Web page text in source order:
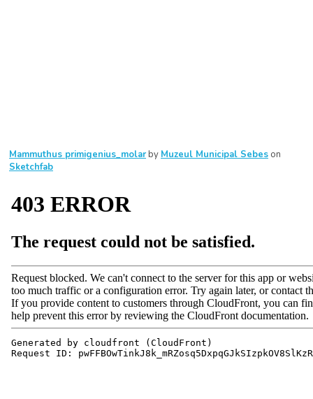
Mammuthus primigenius_molarby Muzeul Municipal Sebes on
Sketchfab